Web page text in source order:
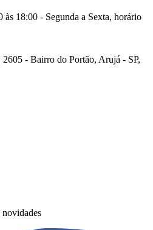
18:00 - Segunda a Sexta, horário
- Bairro do Portão, Arujá - SP,
novidades